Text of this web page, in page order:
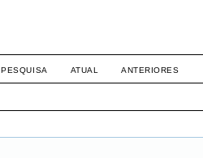
PESQUISA ATUAL ANTERIORES